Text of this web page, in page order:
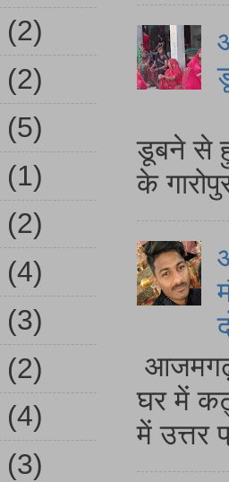
डूबने से
के
घर में
में
(2)
(2)
(5)
(1)
(2)
(4)
(3)
(2)
(4)
(3)